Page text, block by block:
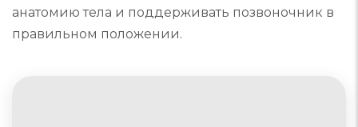
анатомию тела и поддерживать позвоночник в
правильном положении.